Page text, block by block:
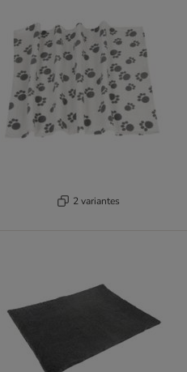
2 variantes